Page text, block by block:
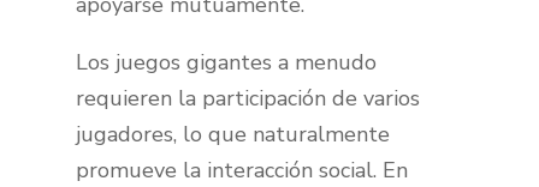
Los juegos gigantes a menudo
requieren la participación de varios
jugadores, lo que naturalmente
promueve la interacción social. En